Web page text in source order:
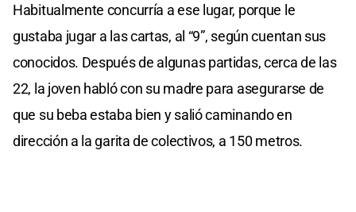
Habitualmente concurría a ese lugar, porque le
gustaba jugar a las cartas, al “9”, según cuentan sus
conocidos. Después de algunas partidas, cerca de las
22, la joven habló con su madre para asegurarse de
que su beba estaba bien y salió caminando en
dirección a la garita de colectivos, a 150 metros.